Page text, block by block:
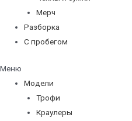
Мерч
Разборка
С пробегом
Меню
Модели
Трофи
Краулеры